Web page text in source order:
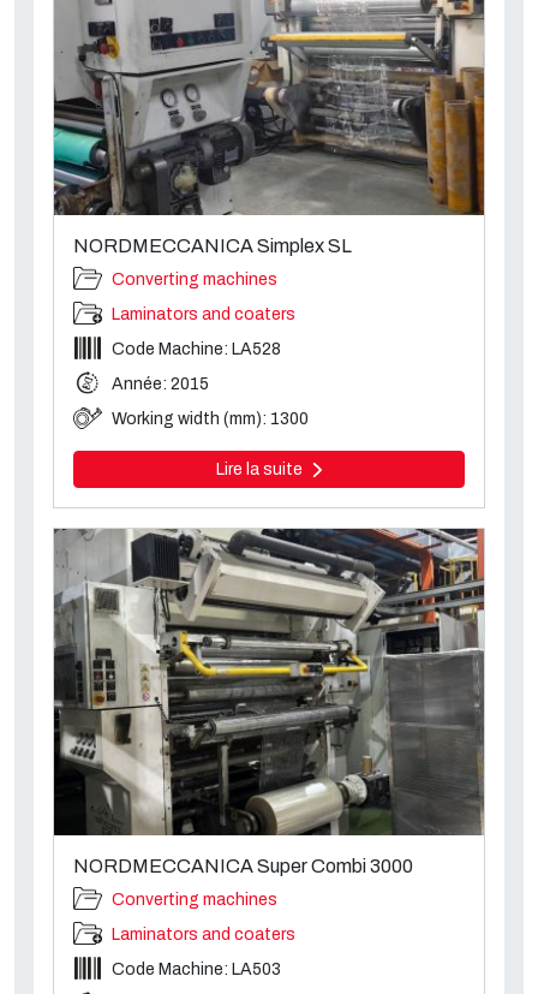
NORDMECCANICA Simplex SL
Converting machines
Laminators and coaters
Code Machine: LA528
Année: 2015
Working width (mm): 1300
Lire la suite
NORDMECCANICA Super Combi 3000
Converting machines
Laminators and coaters
Code Machine: LA503